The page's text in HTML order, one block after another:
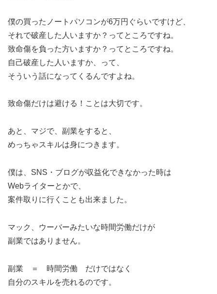
僕の買ったノートパソコンが6万円ぐらいですけど、
それで破産した人いますか？ってところですね。
致命傷を負った方いますか？ってところですね。
自己破産した人いますか、って、
そういう話になってくるんですよね。
致命傷だけは避ける！ことは大切です。
あと、マジで、副業をすると、
めっちゃスキルは身につきます。
僕は、SNS・ブログが収益化できなかった時は
Webライターとかで、
案件取りに行くことも出来ました。
マック、ウーバーみたいな時間労働だけが
副業ではありません。
副業 ＝ 時間労働 だけではなく
自分のスキルを売れるのです。